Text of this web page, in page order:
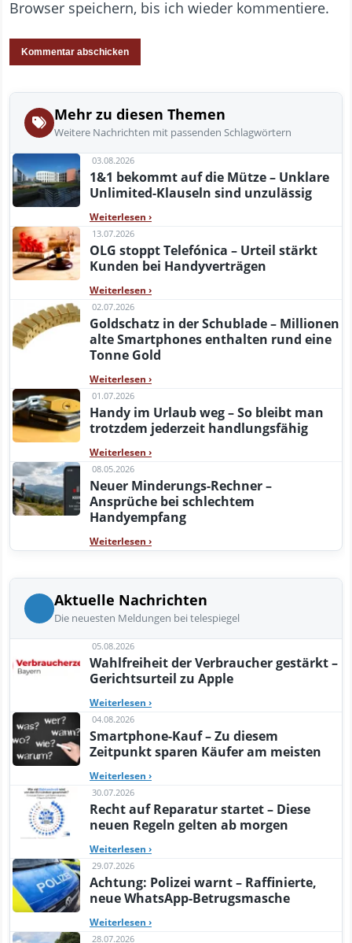
Browser speichern, bis ich wieder kommentiere.
Mehr zu diesen Themen
Weitere Nachrichten mit passenden Schlagwörtern
03.08.2026
1&1 bekommt auf die Mütze – Unklare
Unlimited-Klauseln sind unzulässig
Weiterlesen ›
13.07.2026
OLG stoppt Telefónica – Urteil stärkt
Kunden bei Handyverträgen
Weiterlesen ›
02.07.2026
Goldschatz in der Schublade – Millionen
alte Smartphones enthalten rund eine
Tonne Gold
Weiterlesen ›
01.07.2026
Handy im Urlaub weg – So bleibt man
trotzdem jederzeit handlungsfähig
Weiterlesen ›
08.05.2026
Neuer Minderungs-Rechner –
Ansprüche bei schlechtem
Handyempfang
Weiterlesen ›
Aktuelle Nachrichten
Die neuesten Meldungen bei telespiegel
05.08.2026
Wahlfreiheit der Verbraucher gestärkt –
Gerichtsurteil zu Apple
Weiterlesen ›
04.08.2026
Smartphone-Kauf – Zu diesem
Zeitpunkt sparen Käufer am meisten
Weiterlesen ›
30.07.2026
Recht auf Reparatur startet – Diese
neuen Regeln gelten ab morgen
Weiterlesen ›
29.07.2026
Achtung: Polizei warnt – Raffinierte,
neue WhatsApp-Betrugsmasche
Weiterlesen ›
28.07.2026